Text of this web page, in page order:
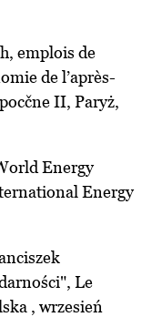
emplois de
de l’après-
II, Paryż,
Energy
Energy
Le
, wrzesień